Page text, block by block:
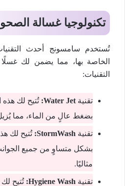
تكنولوجيا غسالة
تُستخدم سامسونج أحدث
الخاصة بها، مما يضمن لك غسلًا
التقنيات:
تقنية Water Jet: تُتيح لك هذه
بضغط عالٍ من الماء، مما يُزيل
تقنية StormWash: تُتيح لك
بشكل متساوٍ من جميع
مثاليًا.
تقنية Hygiene Wash: تُتيح